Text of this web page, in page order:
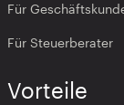
Für
Für Steuerberater
Vorteile